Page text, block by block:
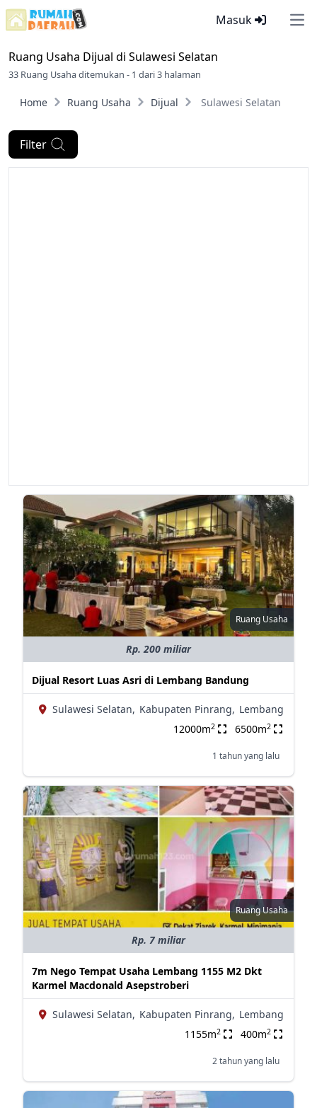
Masuk
Ruang Usaha Dijual di Sulawesi Selatan
33 Ruang Usaha ditemukan - 1 dari 3 halaman
Home Ruang Usaha Dijual Sulawesi Selatan
Filter
Ruang Usaha
Rp. 200 miliar
Dijual Resort Luas Asri di Lembang Bandung
Sulawesi Selatan, Kabupaten Pinrang, Lembang
12000m2 6500m2
1 tahun yang lalu
Ruang Usaha
Rp. 7 miliar
7m Nego Tempat Usaha Lembang 1155 M2 Dkt
Karmel Macdonald Asepstroberi
Sulawesi Selatan, Kabupaten Pinrang, Lembang
1155m2 400m2
2 tahun yang lalu